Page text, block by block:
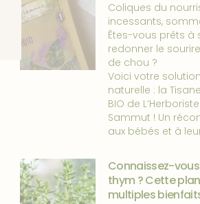
Coliques du
incessants,
Êtes-vous prêts à
redonner le
de chou ?
Voici votre
naturelle : la
BIO de
Sammut ! Un
aux bébés et à
Connaissez-
thym ? Cette
multiples